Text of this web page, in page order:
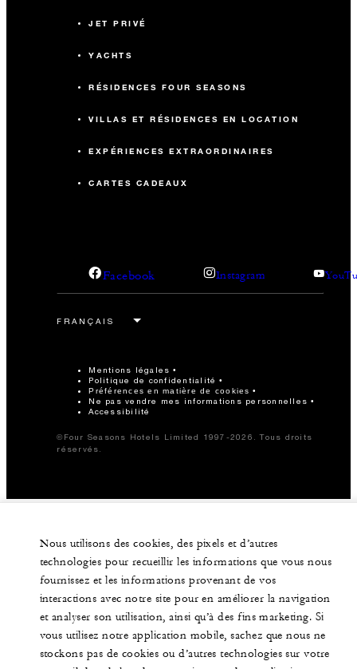
JET PRIVÉ
YACHTS
RÉSIDENCES FOUR SEASONS
VILLAS ET RÉSIDENCES EN LOCATION
EXPÉRIENCES EXTRAORDINAIRES
CARTES CADEAUX
Facebook Instagram
Mentions légales
Politique de confidentialité
Préférences en matière de cookies
Ne pas vendre mes informations personnelles
Accessibilité
©Four Seasons Hotels Limited 1997-2026. Tous droits
réservés.
Nous utilisons des cookies, des pixels et d’autres
technologies pour recueillir les informations que vous nous
fournissez et les informations provenant de vos
interactions avec notre site pour en améliorer la navigation
et analyser son utilisation, ainsi qu’à des fins marketing. Si
vous utilisez notre application mobile, sachez que nous ne
stockons pas de cookies ou d’autres technologies sur votre